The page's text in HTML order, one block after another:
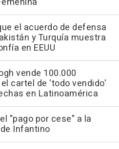
el acuerdo de defensa
y Turquía muestra
en EEUU
vende 100.000
cartel de 'todo vendido'
en Latinoamérica
"pago por cese" a la
Infantino